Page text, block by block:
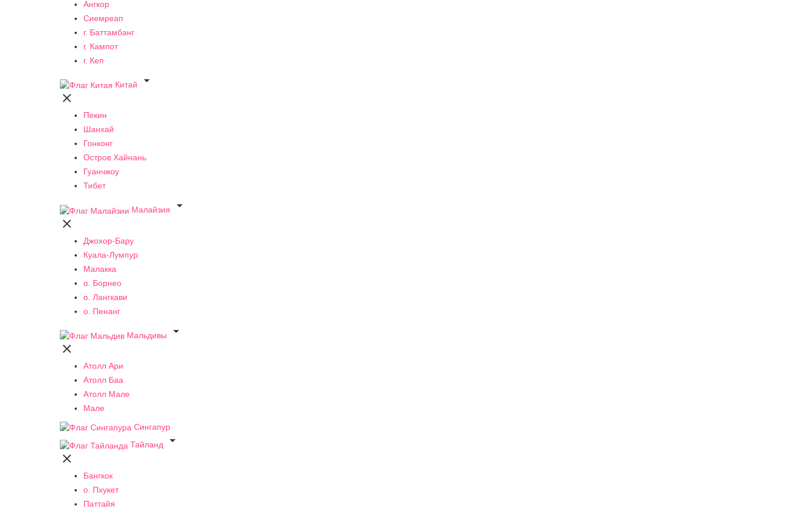
Ангкор
Сиемреап
г. Баттамбанг
г. Кампот
г. Кеп
Китай


Пекин
Шанхай
Гонконг
Остров Хайнань
Гуанчжоу
Тибет
Малайзия


Джохор-Бару
Куала-Лумпур
Малакка
о. Борнео
о. Лангкави
о. Пенанг
Мальдивы


Атолл Ари
Атолл Баа
Атолл Мале
Мале
Сингапур
Тайланд


Бангкок
о. Пхукет
Паттайя